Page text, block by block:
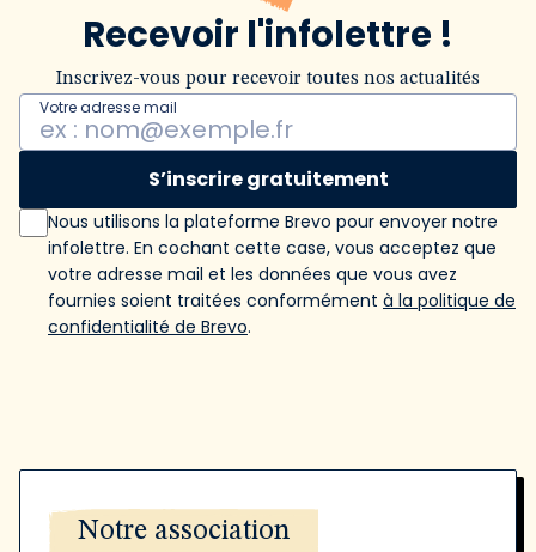
Recevoir l'infolettre !
Inscrivez-vous pour recevoir toutes nos actualités
Votre adresse mail
S’inscrire gratuitement
Nous utilisons la plateforme Brevo pour envoyer notre
infolettre. En cochant cette case, vous acceptez que
votre adresse mail et les données que vous avez
fournies soient traitées conformément à la politique de
confidentialité de Brevo.
Notre association